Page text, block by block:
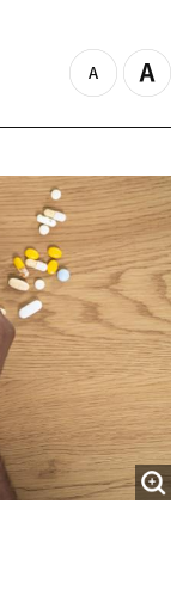
z
o
o
u
t
Z
o
i
n